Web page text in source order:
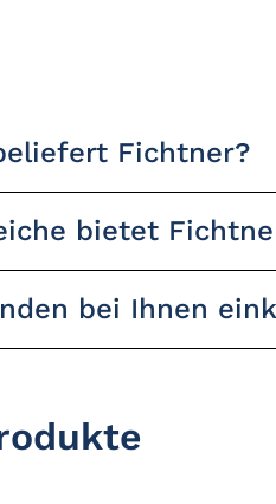
Fichtner?
bietet
bei Ihnen